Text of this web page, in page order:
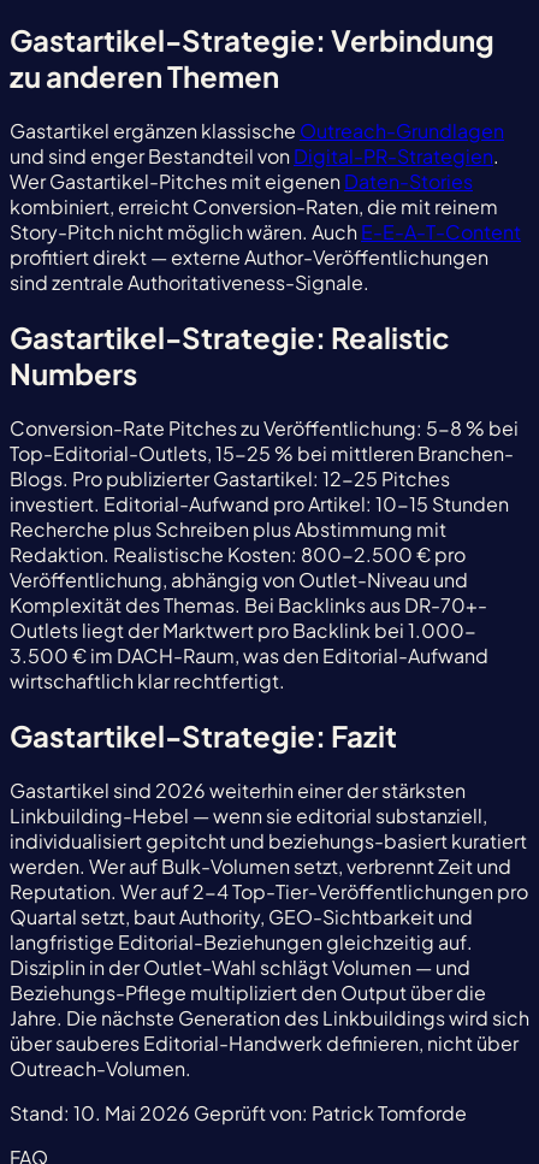
Gastartikel-Strategie: Verbindung
zu anderen Themen
Gastartikel ergänzen klassische Outreach-Grundlagen
und sind enger Bestandteil vonDigital-PR-Strategien.
Wer Gastartikel-Pitches mit eigenenDaten-Stories
kombiniert, erreicht Conversion-Raten, die mit reinem
Story-Pitch nicht möglich wären. AuchE-E-A-T-Content
profitiert direkt — externe Author-Veröffentlichungen
sind zentrale Authoritativeness-Signale.
Gastartikel-Strategie: Realistic
Numbers
Conversion-Rate Pitches zu Veröffentlichung: 5-8 % bei
Top-Editorial-Outlets, 15-25 % bei mittleren Branchen-
Blogs. Pro publizierter Gastartikel: 12-25 Pitches
investiert. Editorial-Aufwand pro Artikel: 10-15 Stunden
Recherche plus Schreiben plus Abstimmung mit
Redaktion. Realistische Kosten: 800-2.500 € pro
Veröffentlichung, abhängig von Outlet-Niveau und
Komplexität des Themas. Bei Backlinks aus DR-70+-
Outlets liegt der Marktwert pro Backlink bei 1.000-
3.500 € im DACH-Raum, was den Editorial-Aufwand
wirtschaftlich klar rechtfertigt.
Gastartikel-Strategie: Fazit
Gastartikel sind 2026 weiterhin einer der stärksten
Linkbuilding-Hebel — wenn sie editorial substanziell,
individualisiert gepitcht und beziehungs-basiert kuratiert
werden. Wer auf Bulk-Volumen setzt, verbrennt Zeit und
Reputation. Wer auf 2-4 Top-Tier-Veröffentlichungen pro
Quartal setzt, baut Authority, GEO-Sichtbarkeit und
langfristige Editorial-Beziehungen gleichzeitig auf.
Disziplin in der Outlet-Wahl schlägt Volumen — und
Beziehungs-Pflege multipliziert den Output über die
Jahre. Die nächste Generation des Linkbuildings wird sich
über sauberes Editorial-Handwerk definieren, nicht über
Outreach-Volumen.
Stand: 10. Mai 2026 Geprüft von: Patrick Tomforde
FAQ